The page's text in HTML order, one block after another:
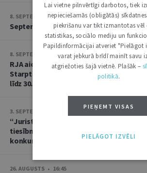
8. SEPTEMBRIS • 13:14
Septembra saruna par starptautiskajām
8. SEPTEMBRIS • 13:13
RJA aicina iesniegt rakstus Baltijas
Starptautisko tiesību gadagrāmatai
līdz 30. septembrim
3. SEPTEMBRIS • 16:01
“Jurista Vārds” aicina jaunos
tiesībniekus pieteikties ikgadējam
konkursam!
26. AUGUSTS • 16:45
Lai vietne pilnvērtīgi darbotos, tiek
nepieciešamās (obligātās)
piekrišanu var tikt izmantotas vēl
statistikas, sociālo mediju un
Papildinformācijai atveriet "Pielāgot
varat jebkurā brīdī mainīt savu
atgriežoties šajā vietnē. Plašāk –
politikā.
PIEŅEMT VISAS
PIELĀGOT IZVĒLI